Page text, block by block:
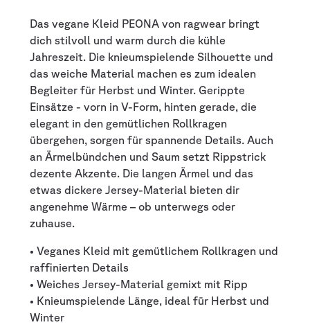
Das vegane Kleid PEONA von ragwear bringt
dich stilvoll und warm durch die kühle
Jahreszeit. Die knieumspielende Silhouette und
das weiche Material machen es zum idealen
Begleiter für Herbst und Winter. Gerippte
Einsätze - vorn in V-Form, hinten gerade, die
elegant in den gemütlichen Rollkragen
übergehen, sorgen für spannende Details. Auch
an Ärmelbündchen und Saum setzt Rippstrick
dezente Akzente. Die langen Ärmel und das
etwas dickere Jersey-Material bieten dir
angenehme Wärme – ob unterwegs oder
zuhause.
• Veganes Kleid mit gemütlichem Rollkragen und
raffinierten Details
• Weiches Jersey-Material gemixt mit Ripp
• Knieumspielende Länge, ideal für Herbst und
Winter